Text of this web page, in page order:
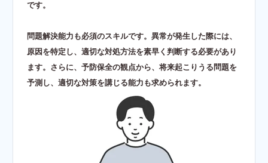
です。
問題解決能力も必須のスキルです。異常が発生した際には、
原因を特定し、適切な対処方法を素早く判断する必要があり
ます。さらに、予防保全の観点から、将来起こりうる問題を
予測し、適切な対策を講じる能力も求められます。